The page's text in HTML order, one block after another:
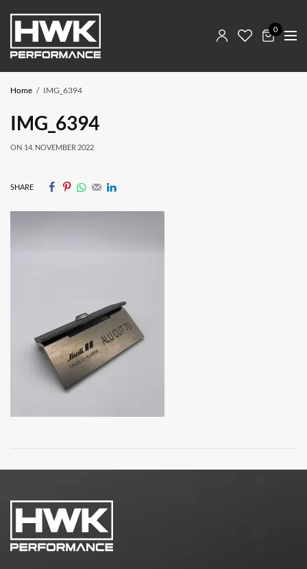
0
Home IMG_6394
IMG_6394
ON 14. NOVEMBER 2022
SHARE